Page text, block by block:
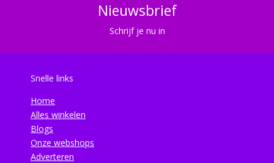
Nieuwsbrief
Schrijf je nu in
Snelle links
Home
Alles winkelen
Blogs
Onze webshops
Adverteren